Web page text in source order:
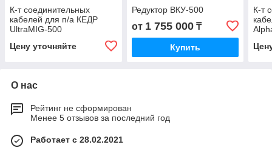
К-т соединительных
кабелей для п/а КЕДР
UltraMIG-500
Цену уточняйте
Редуктор ВКУ-500
от 1 755 000₸
Купить
К-т
О нас
Рейтинг не сформирован
Менее 5 отзывов за последний год
Работает с 28.02.2021